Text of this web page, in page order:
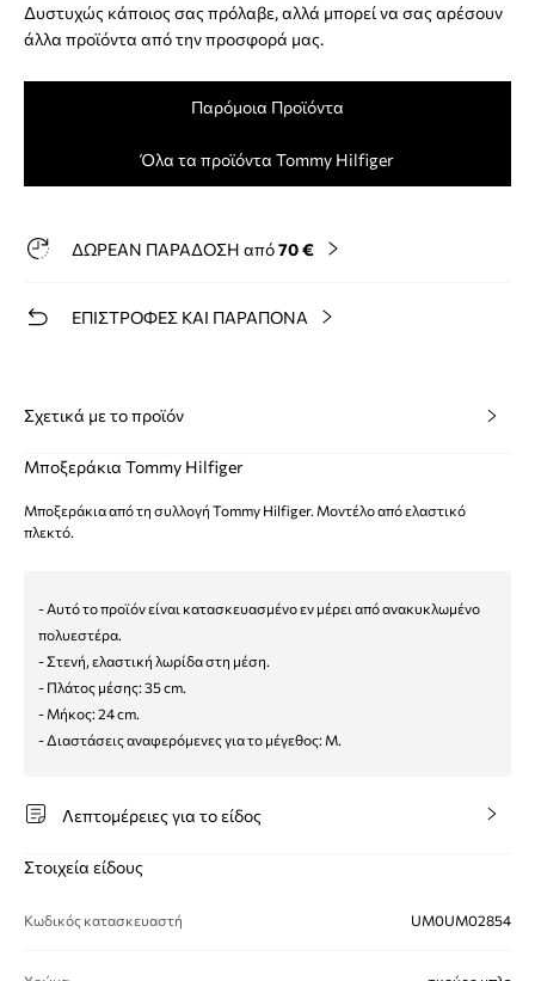
Δυστυχώς κάποιος σας πρόλαβε, αλλά μπορεί να σας αρέσουν
άλλα προϊόντα από την προσφορά μας.
Παρόμοια Προϊόντα
Όλα τα προϊόντα Tommy Hilfiger
ΔΩΡΕΑΝ ΠΑΡΑΔΟΣΗ από70 €
ΕΠΙΣΤΡΟΦΕΣ ΚΑΙ ΠΑΡΑΠΟΝΑ
Σχετικά με το προϊόν
Μποξεράκια Tommy Hilfiger
Μποξεράκια από τη συλλογή Tommy Hilfiger. Μοντέλο από ελαστικό
πλεκτό.
- Αυτό το προϊόν είναι κατασκευασμένο εν μέρει από ανακυκλωμένο
πολυεστέρα.
- Στενή, ελαστική λωρίδα στη μέση.
- Πλάτος μέσης: 35 cm.
- Μήκος: 24 cm.
- Διαστάσεις αναφερόμενες για το μέγεθος: M.
Λεπτομέρειες για το είδος
Στοιχεία είδους
Κωδικός κατασκευαστή UM0UM02854